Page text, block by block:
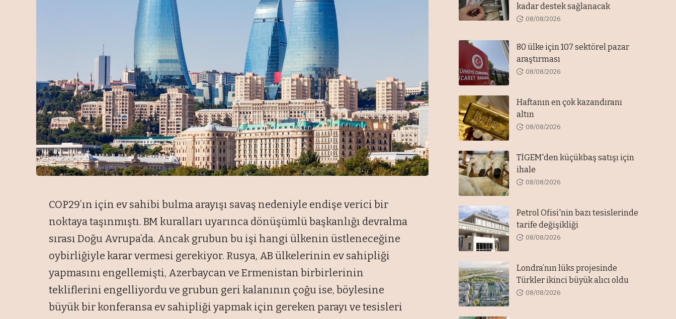
COP29’ın için ev sahibi bulma arayışı savaş nedeniyle endişe verici bir
noktaya taşınmıştı. BM kuralları uyarınca dönüşümlü başkanlığı devralma
sırası Doğu Avrupa’da. Ancak grubun bu işi hangi ülkenin üstleneceğine
oybirliğiyle karar vermesi gerekiyor. Rusya, AB ülkelerinin ev sahipliği
yapmasını engellemişti, Azerbaycan ve Ermenistan birbirlerinin
tekliflerini engelliyordu ve grubun geri kalanının çoğu ise, böylesine
büyük bir konferansa ev sahipliği yapmak için gereken parayı ve tesisleri
kadar destek sağlanacak
08/08/2026
80 ülke için 107 sektörel pazar
araştırması
08/08/2026
Haftanın en çok kazandıranı
altın
08/08/2026
TİGEM'den küçükbaş satışı için
ihale
08/08/2026
Petrol Ofisi'nin bazı tesislerinde
tarife değişikliği
08/08/2026
Londra’nın lüks projesinde
Türkler ikinci büyük alıcı oldu
08/08/2026